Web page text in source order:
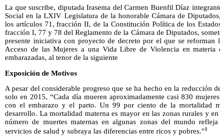
La que suscribe, diputada Irasema del Carmen Buenfil Díaz
Social en la LXIV Legislatura de la honorable Cámara de
los artículos 71, fracción II, de la Constitución Política de los
fracción I, 77 y 78 del Reglamento de la Cámara de Diputados,
presente iniciativa con proyecto de decreto por el que se
Acceso de las Mujeres a una Vida Libre de Violencia en materia
embarazadas, al tenor de la siguiente
Exposición de Motivos
A pesar del considerable progreso que se ha hecho en la reducción
solo en 2015, “Cada día mueren aproximadamente casi 830
con el embarazo y el parto. Un 99 por ciento de la mortalidad
desarrollo. La mortalidad materna es mayor en las zonas rurales y
número de muertes maternas en algunas zonas del mundo
servicios de salud y subraya las diferencias entre ricos y pobres.”1